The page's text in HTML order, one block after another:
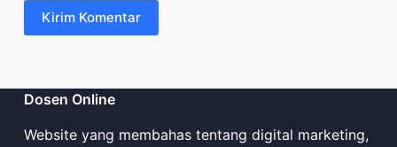
Kirim Komentar
Dosen Online
Website yang membahas tentang digital marketing,